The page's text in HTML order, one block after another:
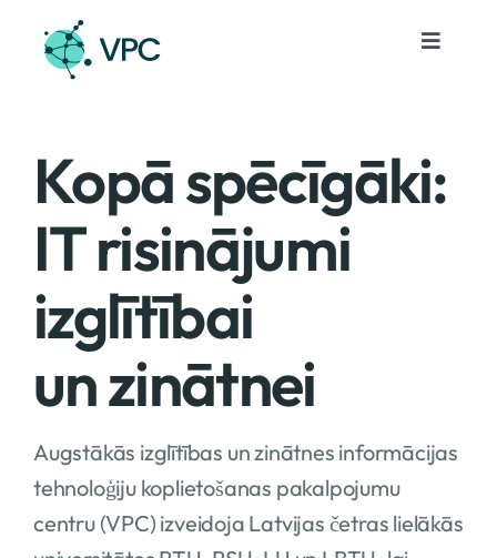
content
Toggle
Projekti
Notikumi
Par mums
Kontakti
Lv
Kopā spēcīgāki:
IT risinājumi
izglītībai
un zinātnei
Augstākās izglītības un zinātnes informācijas
tehnoloģiju koplietošanas pakalpojumu
centru (VPC) izveidoja Latvijas četras lielākās